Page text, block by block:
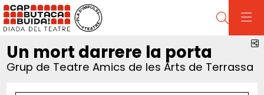
Cerca
Un mort darrere la porta
Grup de Teatre Amics de les Arts de Terrassa